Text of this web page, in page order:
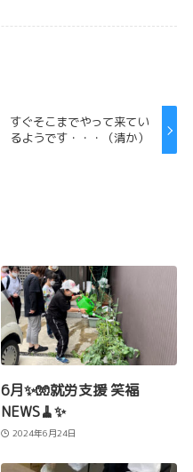
すぐそこまでやって来てい
るようです・・・（清か）
6月✨🧤就労支援 笑福
NEWS🧹✨
2024年6月24日